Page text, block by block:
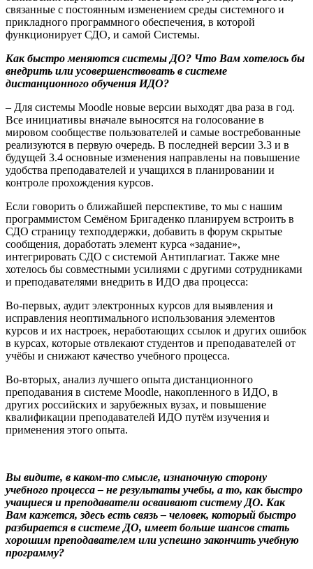
связанные с постоянным изменением среды системного и
прикладного программного обеспечения, в которой
функционирует СДО, и самой Системы.
Как быстро меняются системы ДО? Что Вам хотелось бы
внедрить или усовершенствовать в системе
дистанционного обучения ИДО?
– Для системы Moodle новые версии выходят два раза в год.
Все инициативы вначале выносятся на голосование в
мировом сообществе пользователей и самые востребованные
реализуются в первую очередь. В последней версии 3.3 и в
будущей 3.4 основные изменения направлены на повышение
удобства преподавателей и учащихся в планировании и
контроле прохождения курсов.
Если говорить о ближайшей перспективе, то мы с нашим
программистом Семёном Бригаденко планируем встроить в
СДО страницу техподдержки, добавить в форум скрытые
сообщения, доработать элемент курса «задание»,
интегрировать СДО с системой Антиплагиат. Также мне
хотелось бы совместными усилиями с другими сотрудниками
и преподавателями внедрить в ИДО два процесса:
Во-первых, аудит электронных курсов для выявления и
исправления неоптимального использования элементов
курсов и их настроек, неработающих ссылок и других ошибок
в курсах, которые отвлекают студентов и преподавателей от
учёбы и снижают качество учебного процесса.
Во-вторых, анализ лучшего опыта дистанционного
преподавания в системе Moodle, накопленного в ИДО, в
других российских и зарубежных вузах, и повышение
квалификации преподавателей ИДО путём изучения и
применения этого опыта.
Вы видите, в каком-то смысле, изнаночную сторону
учебного процесса – не результаты учебы, а то, как быстро
учащиеся и преподаватели осваивают систему ДО. Как
Вам кажется, здесь есть связь – человек, который быстро
разбирается в системе ДО, имеет больше шансов стать
хорошим преподавателем или успешно закончить учебную
программу?